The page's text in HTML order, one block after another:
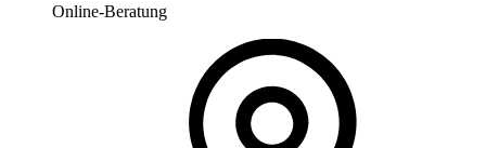
Online-Beratung